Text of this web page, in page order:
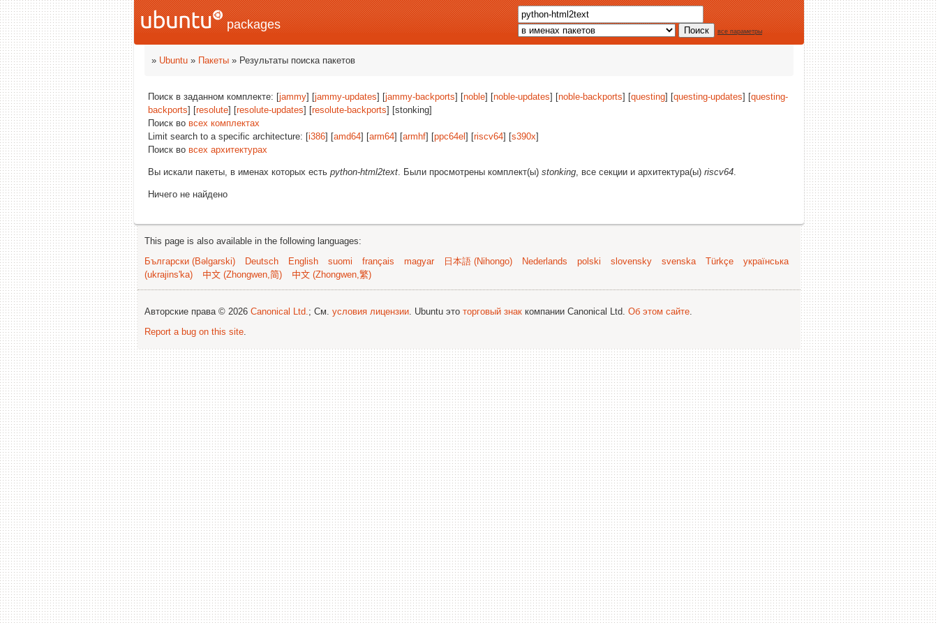
packages все параметры
» Ubuntu » Пакеты » Результаты поиска пакетов
Поиск в заданном комплекте: [jammy] [jammy-updates] [jammy-backports] [noble] [noble-updates] [noble-backports] [questing] [questing-updates] [questing-
backports] [resolute] [resolute-updates] [resolute-backports] [stonking]
Поиск во всех комплектах
Limit search to a specific architecture: [i386] [amd64] [arm64] [armhf] [ppc64el ] [riscv64] [s390x]
Поиск во всех архитектурах
Вы искали пакеты, в именах которых есть python-html2text. Были просмотрены комплект(ы) stonking, все секции и архитектура(ы) riscv64.
Ничего не найдено
This page is also available in the following languages:
Български (Bəlgarski)
Deutsch English suomi français magyar 日本語 (Nihongo) Nederlands polski slovensky svenska Türkçe
українська
(ukrajins'ka)
中文 (Zhongwen,简) 中文 (Zhongwen,繁)
Авторские права © 2026 Canonical Ltd.; См. условия лицензии. Ubuntu это торговый знак компании Canonical Ltd. Об этом сайте.
Report a bug on this site.